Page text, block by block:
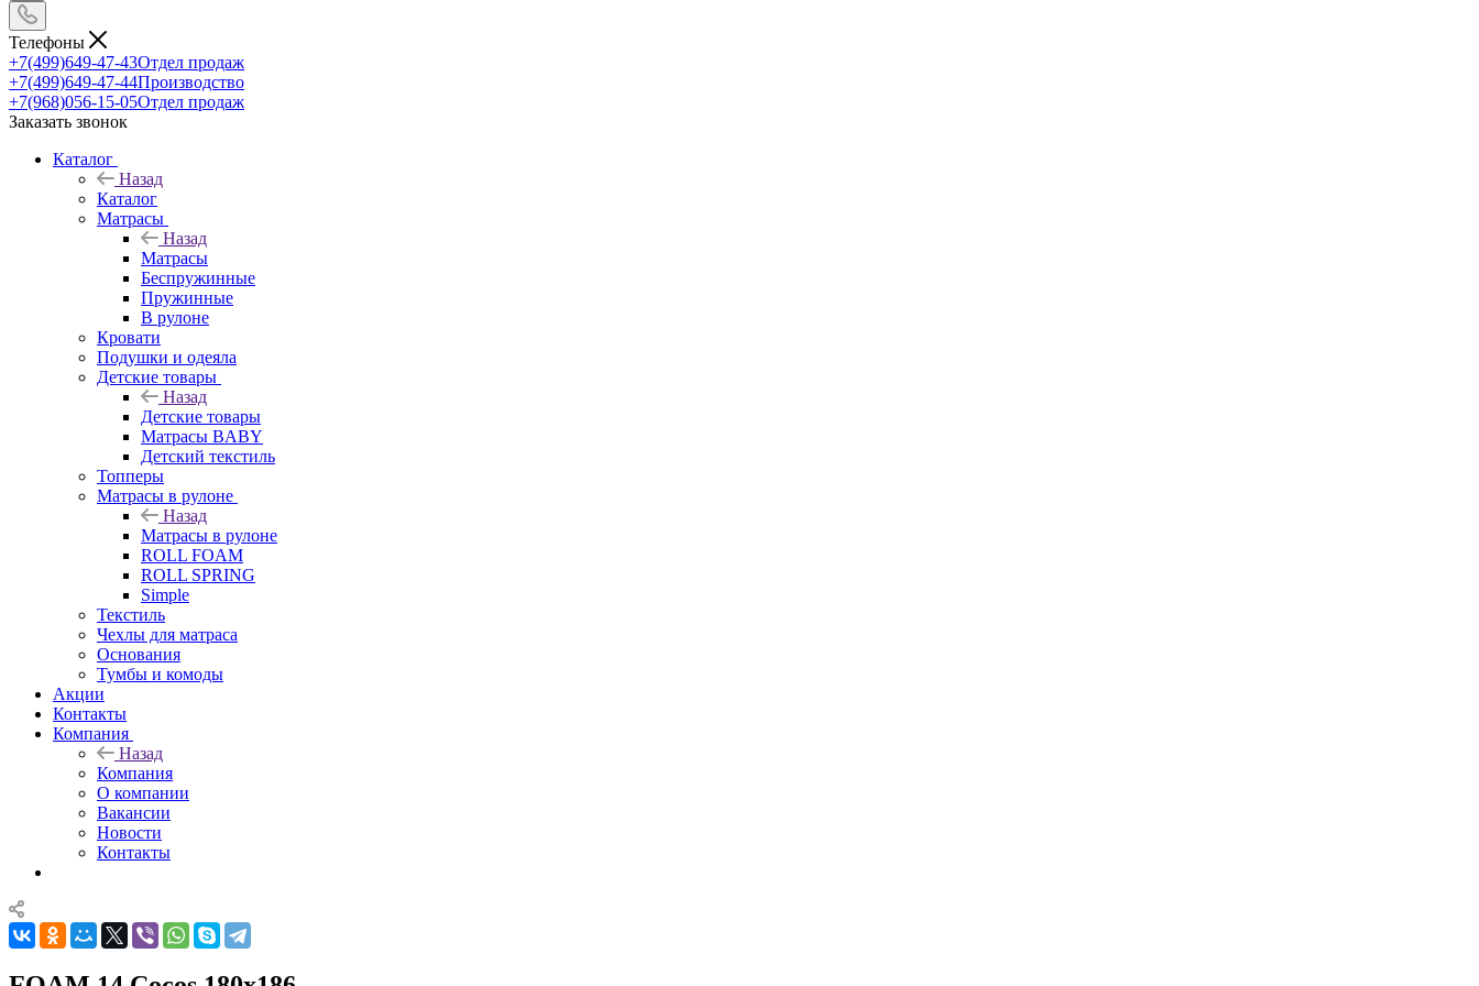
Телефоны
+7(499)649-47-43Отдел продаж
+7(499)649-47-44Производство
+7(968)056-15-05Отдел продаж
Заказать звонок
Каталог
Назад
Каталог
Матрасы
Назад
Матрасы
Беспружинные
Пружинные
В рулоне
Кровати
Подушки и одеяла
Детские товары
Назад
Детские товары
Матрасы BABY
Детский текстиль
Топперы
Матрасы в рулоне
Назад
Матрасы в рулоне
ROLL FOAM
ROLL SPRING
Simple
Текстиль
Чехлы для матраса
Основания
Тумбы и комоды
Акции
Контакты
Компания
Назад
Компания
О компании
Вакансии
Новости
Контакты